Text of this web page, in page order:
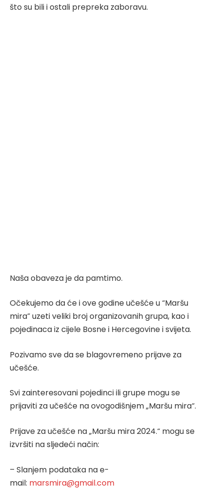
što su bili i ostali prepreka zaboravu.
Naša obaveza je da pamtimo.
Očekujemo da će i ove godine učešće u “Maršu
mira” uzeti veliki broj organizovanih grupa, kao i
pojedinaca iz cijele Bosne i Hercegovine i svijeta.
Pozivamo sve da se blagovremeno prijave za
učešće.
Svi zainteresovani pojedinci ili grupe mogu se
prijaviti za učešće na ovogodišnjem „Maršu mira“.
Prijave za učešće na „Maršu mira 2024.“ mogu se
izvršiti na sljedeći način:
– Slanjem podataka na e-
mail: marsmira@gmail.com